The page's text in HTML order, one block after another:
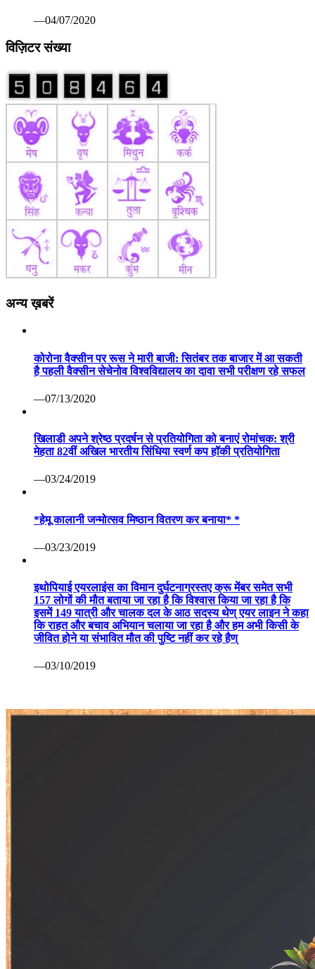
—04/07/2020
विज़िटर संख्या
अन्य ख़बरें
कोरोना वैक्सीन पर रूस ने मारी बाजी: सितंबर तक बाजार में आ सकती
है पहली वैक्सीन सेचेनोव विश्वविद्यालय का दावा सभी परीक्षण रहे सफल
—07/13/2020
खिलाडी अपने श्रेष्ठ प्रदर्षन से प्रतियोगिता को बनाएं रोमांचक: श्री
मेहता 82वीं अखिल भारतीय सिंधिया स्वर्ण कप हॉकी प्रतियोगिता
—03/24/2019
*हेमू कालानी जन्मोत्सव मिष्ठान वितरण कर बनाया* *
—03/23/2019
इथोपियाई एयरलाइंस का विमान दुर्घटनाग्रस्तए क्रू मेंबर समेत सभी
157 लोगों की मौत बताया जा रहा है कि विश्वास किया जा रहा है कि
इसमें 149 यात्री और चालक दल के आठ सदस्य थेण् एयर लाइन ने कहा
कि राहत और बचाव अभियान चलाया जा रहा है और हम अभी किसी के
जीवित होने या संभावित मौत की पुष्टि नहीं कर रहे हैण्
—03/10/2019